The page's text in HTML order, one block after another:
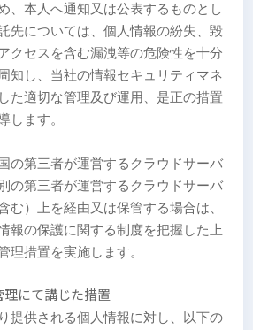
、本人へ通知又は公表するものとし
先については、個人情報の紛失、毀
クセスを含む漏洩等の危険性を十分
知し、当社の情報セキュリティマネ
た適切な管理及び運用、是正の措置
します。
の第三者が運営するクラウドサーバ
の第三者が運営するクラウドサーバ
む）上を経由又は保管する場合は、
報の保護に関する制度を把握した上
理措置を実施します。
にて講じた措置
提供される個人情報に対し、以下の